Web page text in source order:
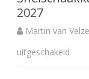
2027
Martin van
uitgeschakeld